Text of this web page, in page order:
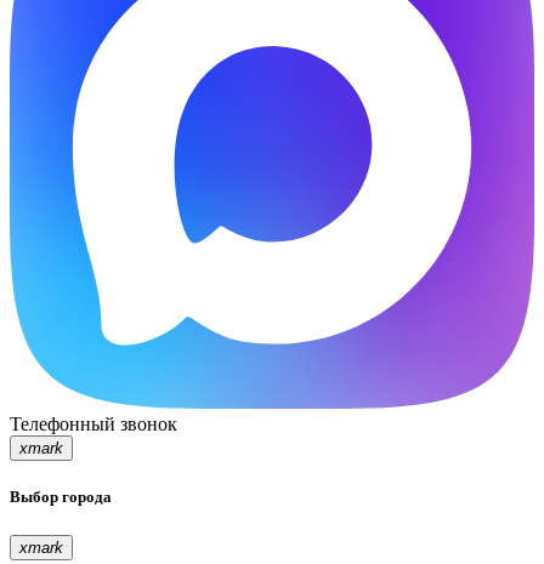
Телефонный звонок
xmark
Выбор города
xmark